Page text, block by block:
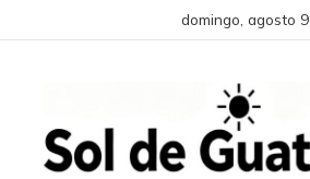
domingo, agosto 9